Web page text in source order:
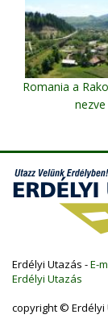
Romania a
nezve
Erdélyi Utazás -E-
Erdélyi Utazás
copyright ©